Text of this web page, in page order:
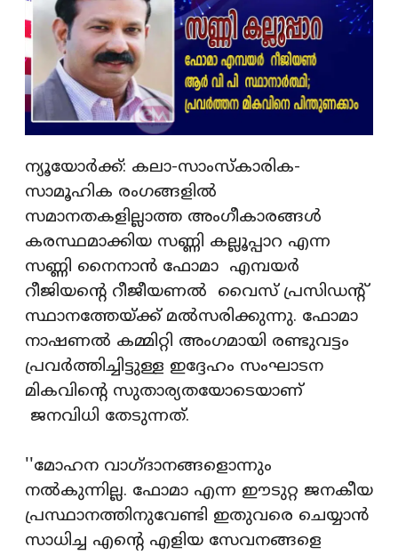
ന്യൂയോര്‍ക്ക്: കലാ-സാംസ്‌കാരിക-
സാമൂഹിക രംഗങ്ങളില്‍
സമാനതകളില്ലാത്ത അംഗീകാരങ്ങള്‍
കരസ്ഥമാക്കിയ സണ്ണി കല്ലൂപ്പാറ എന്ന
സണ്ണി നൈനാന്‍ ഫോമാ എമ്പയർ
റീജിയന്റെ റീജീയണൽ വൈസ് പ്രസിഡന്റ്
സ്ഥാനത്തേയ്ക്ക് മല്‍സരിക്കുന്നു. ഫോമാ
നാഷണല്‍ കമ്മിറ്റി അംഗമായി രണ്ടുവട്ടം
പ്രവര്‍ത്തിച്ചിട്ടുള്ള ഇദ്ദേഹം സംഘാടന
മികവിന്റെ സുതാര്യതയോടെയാണ്
ജനവിധി തേടുന്നത്.
''മോഹന വാഗ്ദാനങ്ങളൊന്നും
നല്‍കുന്നില്ല. ഫോമാ എന്ന ഈടുറ്റ ജനകീയ
പ്രസ്ഥാനത്തിനുവേണ്ടി ഇതുവരെ ചെയ്യാന്‍
സാധിച്ച എന്റെ എളിയ സേവനങ്ങളെ